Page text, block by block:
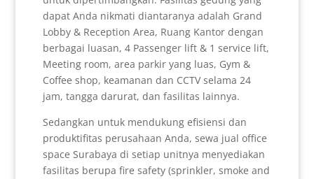
dapat Anda nikmati diantaranya adalah Grand
Lobby & Reception Area, Ruang Kantor dengan
berbagai luasan, 4 Passenger lift & 1 service lift,
Meeting room, area parkir yang luas, Gym &
Coffee shop, keamanan dan CCTV selama 24
jam, tangga darurat, dan fasilitas lainnya.
Sedangkan untuk mendukung efisiensi dan
produktifitas perusahaan Anda, sewa jual office
space Surabaya di setiap unitnya menyediakan
fasilitas berupa fire safety (sprinkler, smoke and